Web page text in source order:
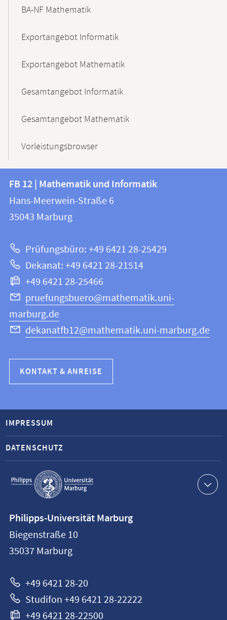
BA-NF Mathematik
Exportangebot Informatik
Exportangebot Mathematik
Gesamtangebot Informatik
Gesamtangebot Mathematik
Vorleistungsbrowser
Kontakt
und
Informationen
Website
FB
12
|
und
Informatik
FB 12 | Mathematik und Informatik
Hans-Meerwein-Straße 6
35043 Marburg
Prüfungsbüro: +49 6421 28-25429
Dekanat: +49 6421 28-21514
+49 6421 28-25466
pruefungsbuero@mathematik.uni-
marburg.de
dekanatfb12@mathematik.uni-marburg.de
KONTAKT & ANREISE
Service-
Navigation
IMPRESSUM
DATENSCHUTZ
Philipps-
Universität
Marburg
Philipps-Universität Marburg
Biegenstraße 10
35037 Marburg
+49 6421 28-20
Studifon +49 6421 28-22222
+49 6421 28-22500